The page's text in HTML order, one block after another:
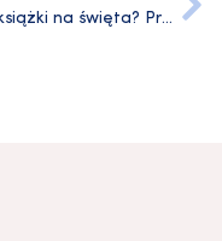
Jakie książki na święta? Przewodnik po prezentach